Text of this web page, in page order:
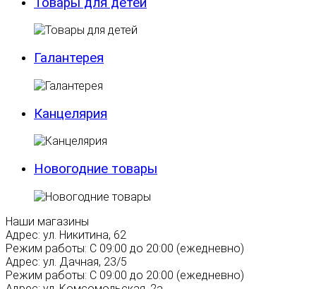
Галантерея
Канцелярия
Новогодние товары
Наши магазины
Адрес: ул. Никитина, 62
Режим работы: С 09:00 до 20:00 (ежедневно)
Адрес: ул. Дачная, 23/5
Режим работы: С 09:00 до 20:00 (ежедневно)